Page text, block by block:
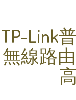
TP-Link
無線路